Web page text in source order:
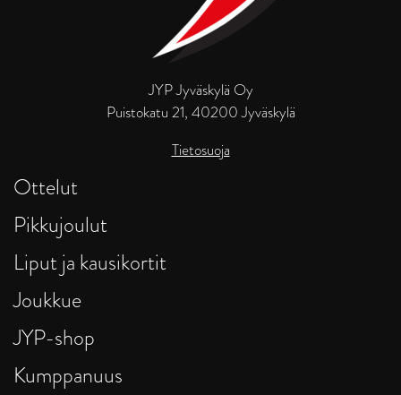
JYP Jyväskylä Oy
Puistokatu 21, 40200 Jyväskylä
Tietosuoja
Ottelut
Pikkujoulut
Liput ja kausikortit
Joukkue
JYP-shop
Kumppanuus